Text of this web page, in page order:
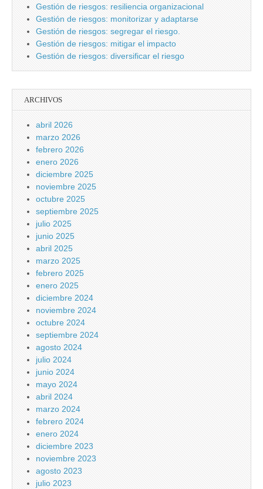
Gestión de riesgos: resiliencia organizacional
Gestión de riesgos: monitorizar y adaptarse
Gestión de riesgos: segregar el riesgo.
Gestión de riesgos: mitigar el impacto
Gestión de riesgos: diversificar el riesgo
ARCHIVOS
abril 2026
marzo 2026
febrero 2026
enero 2026
diciembre 2025
noviembre 2025
octubre 2025
septiembre 2025
julio 2025
junio 2025
abril 2025
marzo 2025
febrero 2025
enero 2025
diciembre 2024
noviembre 2024
octubre 2024
septiembre 2024
agosto 2024
julio 2024
junio 2024
mayo 2024
abril 2024
marzo 2024
febrero 2024
enero 2024
diciembre 2023
noviembre 2023
agosto 2023
julio 2023